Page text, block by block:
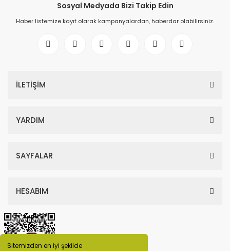
Sitemizden en iyi şekilde
Sosyal Medyada Bizi Takip Edin
Haber listemize kayıt olarak kampanyalardan, haberdar olabilirsiniz.
İLETİŞİM
YARDIM
SAYFALAR
HESABIM